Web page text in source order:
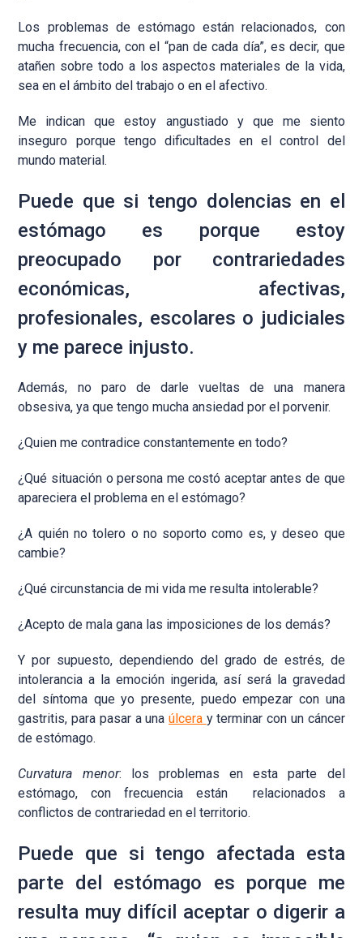
Los problemas de estómago están relacionados, con
mucha frecuencia, con el “pan de cada día”, es decir, que
atañen sobre todo a los aspectos materiales de la vida,
sea en el ámbito del trabajo o en el afectivo.
Me indican que estoy angustiado y que me siento
inseguro porque tengo dificultades en el control del
mundo material.
Puede que si tengo dolencias en el
estómago es porque estoy
preocupado por contrariedades
económicas, afectivas,
profesionales, escolares o judiciales
y me parece injusto.
Además, no paro de darle vueltas de una manera
obsesiva, ya que tengo mucha ansiedad por el porvenir.
¿Quien me contradice constantemente en todo?
¿Qué situación o persona me costó aceptar antes de que
apareciera el problema en el estómago?
¿A quién no tolero o no soporto como es, y deseo que
cambie?
¿Qué circunstancia de mi vida me resulta intolerable?
¿Acepto de mala gana las imposiciones de los demás?
Y por supuesto, dependiendo del grado de estrés, de
intolerancia a la emoción ingerida, así será la gravedad
del síntoma que yo presente, puedo empezar con una
gastritis, para pasar a una úlcera y terminar con un cáncer
de estómago.
Curvatura menor: los problemas en esta parte del
estómago, con frecuencia están relacionados a
conflictos de contrariedad en el territorio.
Puede que si tengo afectada esta
parte del estómago es porque me
resulta muy difícil aceptar o digerir a